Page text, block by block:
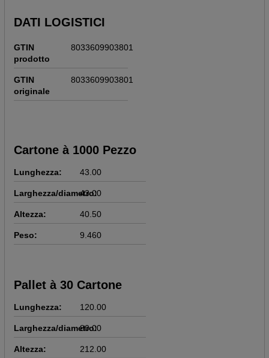
DATI LOGISTICI
GTIN
prodotto
8033609903801
GTIN
originale
8033609903801
Cartone à 1000 Pezzo
Lunghezza: 43.00
Larghezza/diametro:
43.00
Altezza: 40.50
Peso: 9.460
Pallet à 30 Cartone
Lunghezza: 120.00
Larghezza/diametro:
80.00
Altezza: 212.00